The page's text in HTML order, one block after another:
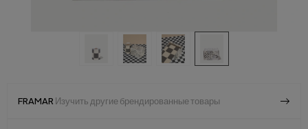
FRAMAR Изучить другие брендированные товары